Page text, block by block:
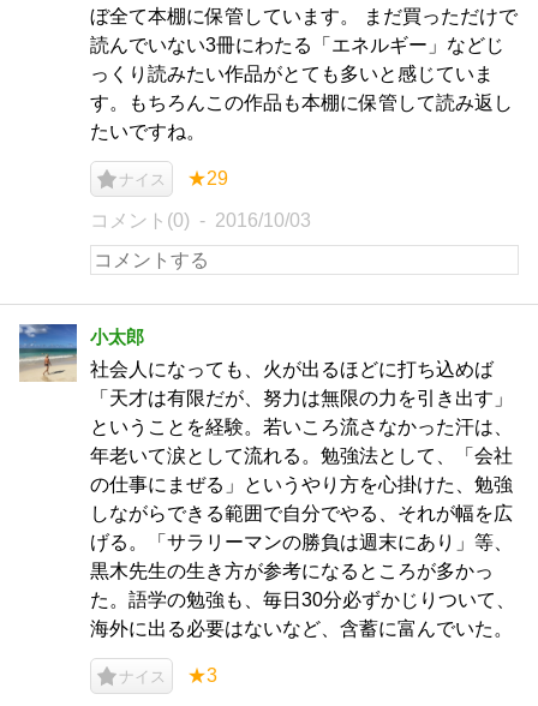
ぼ全て本棚に保管しています。 まだ買っただけで
読んでいない3冊にわたる「エネルギー」などじ
っくり読みたい作品がとても多いと感じていま
す。もちろんこの作品も本棚に保管して読み返し
たいですね。
ナイス ★29
コメント(0) 2016/10/03
小太郎
社会人になっても、火が出るほどに打ち込めば
「天才は有限だが、努力は無限の力を引き出す」
ということを経験。若いころ流さなかった汗は、
年老いて涙として流れる。勉強法として、「会社
の仕事にまぜる」というやり方を心掛けた、勉強
しながらできる範囲で自分でやる、それが幅を広
げる。「サラリーマンの勝負は週末にあり」等、
黒木先生の生き方が参考になるところが多かっ
た。語学の勉強も、毎日30分必ずかじりついて、
海外に出る必要はないなど、含蓄に富んでいた。
ナイス ★3